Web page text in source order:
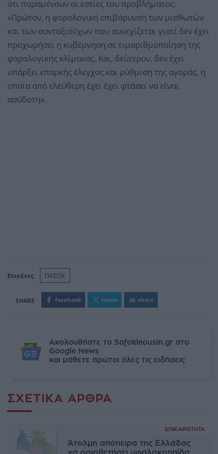
ότι παραμένουν οι εστίες του προβλήματος:
«Πρώτον, η φορολογική επιβάρυνση των μισθωτών
και των συνταξιούχων που συνεχίζεται γιατί δεν έχει
προχωρήσει η κυβέρνηση σε τιμαριθμοποίηση της
φορολογικής κλίμακας. Και, δεύτερον, δεν έχει
υπάρξει επαρκής έλεγχος και ρύθμιση της αγοράς, η
οποία από ελεύθερη έχει έχει φτάσει να είναι
ασύδοτη».
Ετικέτες ΠΑΣΟΚ
facebook tweet share
Ακολουθήστε το Sofokleousin.gr στο
Google News
και μάθετε πρώτοι όλες τις ειδήσεις
ΣΧΕΤΙΚΆ ΆΡΘΡΑ
ΕΠΙΚΑΙΡΌΤΗΤΑ
Άτολμη απόπειρα της Ελλάδας
να οριοθετήσει υφαλοκρηπίδα